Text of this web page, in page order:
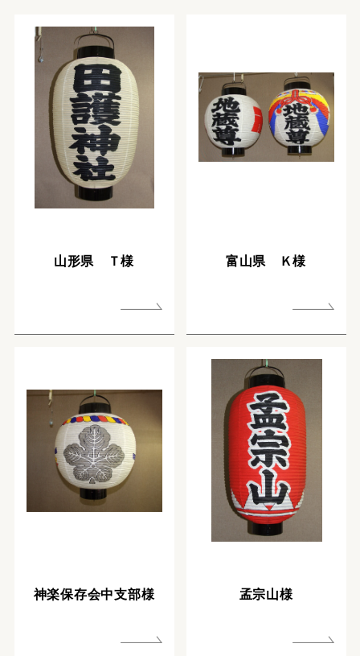
山形県 Ｔ様 富山県 Ｋ様
神楽保存会中支部様 孟宗山様